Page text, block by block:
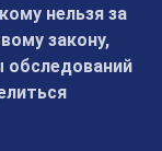
нельзя за
закону,
обследований